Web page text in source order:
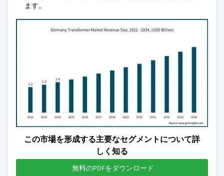
ます。
この市場を形成する主要なセグメントについて詳
しく知る
無料のPDFをダウンロード